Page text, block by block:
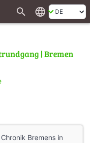
search language
| Bremen
Bremens in